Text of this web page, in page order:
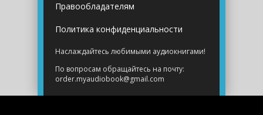
Правообладателям
Политика конфиденциальности
Наслаждайтесь любимыми аудиокнигами!
По вопросам обращайтесь на почту:
order.myaudiobook@gmail.com